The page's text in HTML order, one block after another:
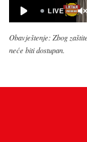
Obavještenje: Zbog
neće biti dostupan.